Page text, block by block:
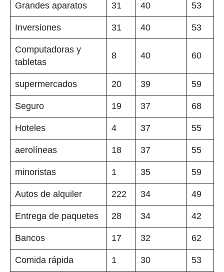
Grandes aparatos 31 40 53
Inversiones 31 40 53
Computadoras y
tabletas
8 40 60
supermercados 20 39 59
Seguro 19 37 68
Hoteles 4 37 55
aerolíneas 18 37 55
minoristas 1 35 59
Autos de alquiler 222 34 49
Entrega de paquetes 28 34 42
Bancos 17 32 62
Comida rápida 1 30 53